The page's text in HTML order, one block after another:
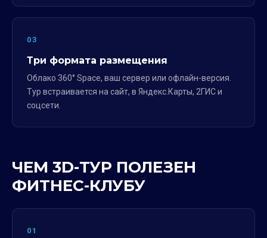
03
Три формата размещения
Облако 360° Space, ваш сервер или офлайн-версия.
Тур встраивается на сайт, в Яндекс.Карты, 2ГИС и
соцсети.
ЧЕМ 3D-ТУР ПОЛЕЗЕН
ФИТНЕС-КЛУБУ
01